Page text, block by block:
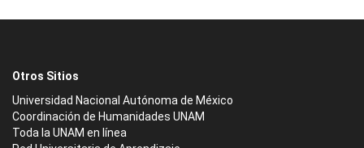
Otros Sitios
Universidad Nacional Autónoma de México
Coordinación de Humanidades UNAM
Toda la UNAM en línea